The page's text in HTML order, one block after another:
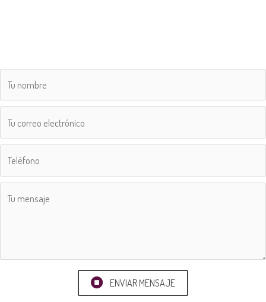
ENVIAR MENSAJE